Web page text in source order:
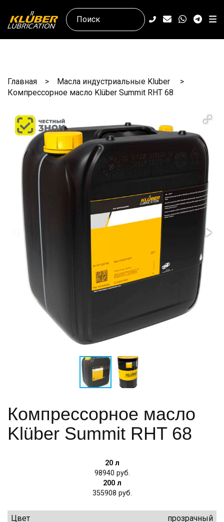
Главная
Масла индустриальные Kluber
Компрессорное масло Klüber Summit RHT 68
Компрессорное масло
Klüber Summit RHT 68
20 л
98940
200 л
355908
Цвет прозрачный